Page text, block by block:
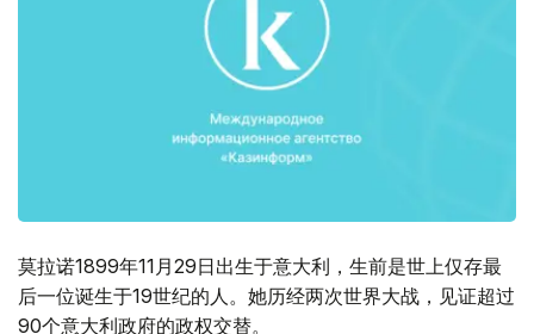
莫拉诺1899年11月29日出生于意大利，生前是世上仅存最
后一位诞生于19世纪的人。她历经两次世界大战，见证超过
90个意大利政府的政权交替。